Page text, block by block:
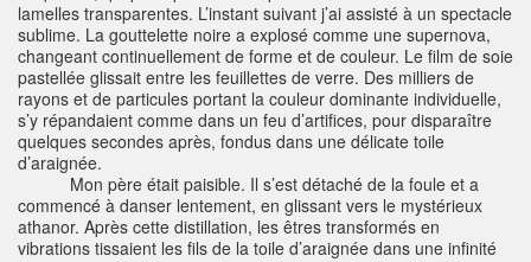
lamelles transparentes. L’instant suivant j’ai assisté à un spectacle
sublime. La gouttelette noire a explosé comme une supernova,
changeant continuellement de forme et de couleur. Le film de soie
pastellée glissait entre les feuillettes de verre. Des milliers de
rayons et de particules portant la couleur dominante individuelle,
s’y répandaient comme dans un feu d’artifices, pour disparaître
quelques secondes après, fondus dans une délicate toile
d’araignée.
Mon père était paisible. Il s’est détaché de la foule et a
commencé à danser lentement, en glissant vers le mystérieux
athanor. Après cette distillation, les êtres transformés en
vibrations tissaient les fils de la toile d’araignée dans une infinité